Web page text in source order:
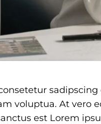
voluptua. At vero
est Lorem